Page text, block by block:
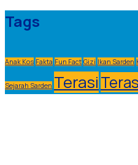
Tags
Anak Kos Fakta Fun Fact Gizi Ikan Sarden
Sejarah Sarden Terasi